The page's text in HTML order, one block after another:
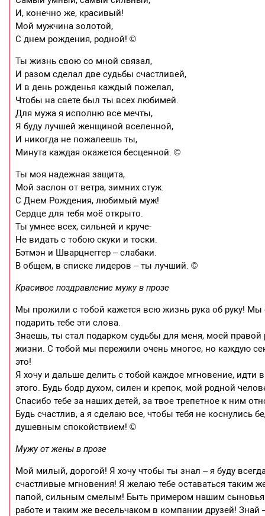
И, конечно же, красивый!
Мой мужчина золотой,
С днем рождения, родной! ©
Ты жизнь свою со мной связал,
И разом сделал две судьбы счастливей,
И в день рожденья каждый пожелал,
Чтобы на свете был ты всех любимей.
Для мужа я исполню все мечты,
Я буду лучшей женщиной вселенной,
И никогда не пожалеешь ты,
Минута каждая окажется бесценной. ©
Ты моя надежная защита,
Мой заслон от ветра, зимних стуж.
С Днем Рождения, любимый муж!
Сердце для тебя моё открыто.
Ты умнее всех, сильней и круче-
Не видать с тобою скуки и тоски.
Бэтмэн и Шварцнеггер – слабаки.
В общем, в списке лидеров – ты лучший. ©
Красивое поздравление мужу в прозе
Мы прожили с тобой кажется всю жизнь рука об руку!
подарить тебе эти слова.
Знаешь, ты стал подарком судьбы для меня, моей
жизни. С тобой мы пережили очень многое, но каждую
это!
Я хочу и дальше делить с тобой каждое мгновение, идти
этого. Будь бодр духом, силен и крепок, мой родной
Спасибо тебе за наших детей, за твое трепетное к ним
Будь счастлив, а я сделаю все, чтобы тебя не
душевным спокойствием! ©
Мужу от жены в прозе
Мой милый, дорогой! Я хочу чтобы ты знал – я буду
счастливые мгновения! Я желаю тебе оставаться
папой, сильным смелым! Быть примером нашим
работе и таким же весельчаком в компании друзей!